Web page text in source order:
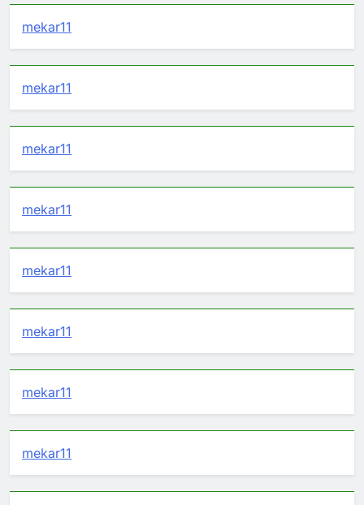
mekar11
mekar11
mekar11
mekar11
mekar11
mekar11
mekar11
mekar11